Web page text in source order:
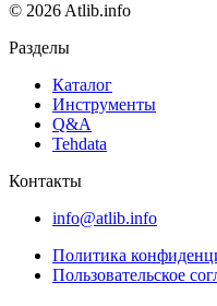
© 2026 Atlib.info
Разделы
Каталог
Инструменты
Q&A
Tehdata
Контакты
info@atlib.info
Политика
Пользовательское